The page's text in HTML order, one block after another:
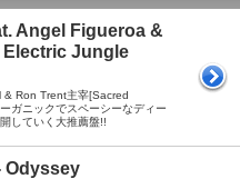
Angel Figueroa &
Electric Jungle
Ron Trent主宰[Sacred
ガニックでスペーシーなディー
していく大推薦盤!!
Odyssey